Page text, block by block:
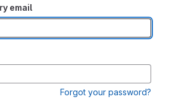
email
Forgot your password?